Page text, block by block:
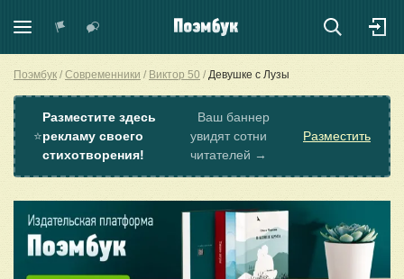
Поэмбук Современники Виктор 50 Девушке с Лузы
⭐
Разместите здесь
рекламу своего
стихотворения!
Ваш баннер
увидят сотни
читателей →
Разместить